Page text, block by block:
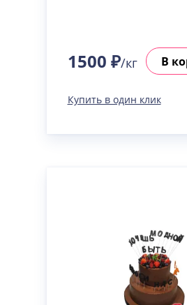
1500 ₽/кг В
Купить в один клик